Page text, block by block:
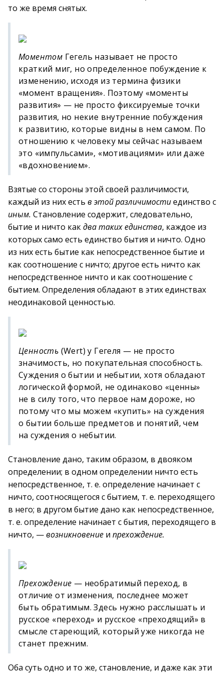
то же время снятых.
Моментом Гегель называет не просто
краткий миг, но определенное побуждение к
изменению, исходя из термина физики
«момент вращения». Поэтому «моменты
развития» — не просто фиксируемые точки
развития, но некие внутренние побуждения
к развитию, которые видны в нем самом. По
отношению к человеку мы сейчас называем
это «импульсами», «мотивациями» или даже
«вдохновением».
Взятые со стороны этой своей различимости,
каждый из них есть в этой различимостиединство с
иным. Становление содержит, следовательно,
бытие и ничто какдва таких единства, каждое из
которых само есть единство бытия и ничто. Одно
из них есть бытие как непосредственное бытие и
как соотношение с ничто; другое есть ничто как
непосредственное ничто и как соотношение с
бытием. Определения обладают в этих единствах
неодинаковой ценностью.
Ценность (Wert) у Гегеля — не просто
значимость, но покупательная способность.
Суждения о бытии и небытии, хотя обладают
логической формой, не одинаково «ценны»
не в силу того, что первое нам дороже, но
потому что мы можем «купить» на суждения
о бытии больше предметов и понятий, чем
на суждения о небытии.
Становление дано, таким образом, в двояком
определении; в одном определении ничто есть
непосредственное, т. е. определение начинает с
ничто, соотносящегося с бытием, т. е. переходящего
в него; в другом бытие дано как непосредственное,
т. е. определение начинает с бытия, переходящего в
ничто, —возникновение и прехождение.
Прехождение — необратимый переход, в
отличие от изменения, последнее может
быть обратимым. Здесь нужно расслышать и
русское «переход» и русское «преходящий» в
смысле стареющий, который уже никогда не
станет прежним.
Оба суть одно и то же, становление, и даже как эти